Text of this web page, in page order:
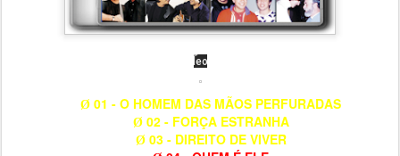
Ø 01 - O HOMEM DAS MÃOS PERFURADAS
Ø 02 - FORÇA ESTRANHA
Ø 03 - DIREITO DE VIVER